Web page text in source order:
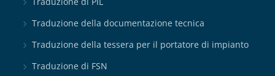
Traduzione della documentazione tecnica
Traduzione della tessera per il portatore di impianto
Traduzione di FSN